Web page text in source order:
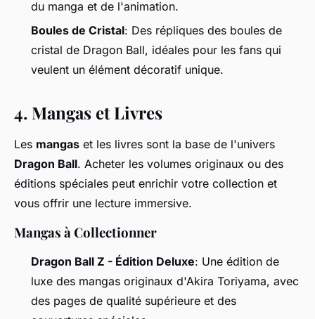
du manga et de l'animation.
Boules de Cristal: Des répliques des boules de
cristal de Dragon Ball, idéales pour les fans qui
veulent un élément décoratif unique.
4. Mangas et Livres
Les mangas et les livres sont la base de l'univers
Dragon Ball. Acheter les volumes originaux ou des
éditions spéciales peut enrichir votre collection et
vous offrir une lecture immersive.
Mangas à Collectionner
Dragon Ball Z - Édition Deluxe: Une édition de
luxe des mangas originaux d'Akira Toriyama, avec
des pages de qualité supérieure et des